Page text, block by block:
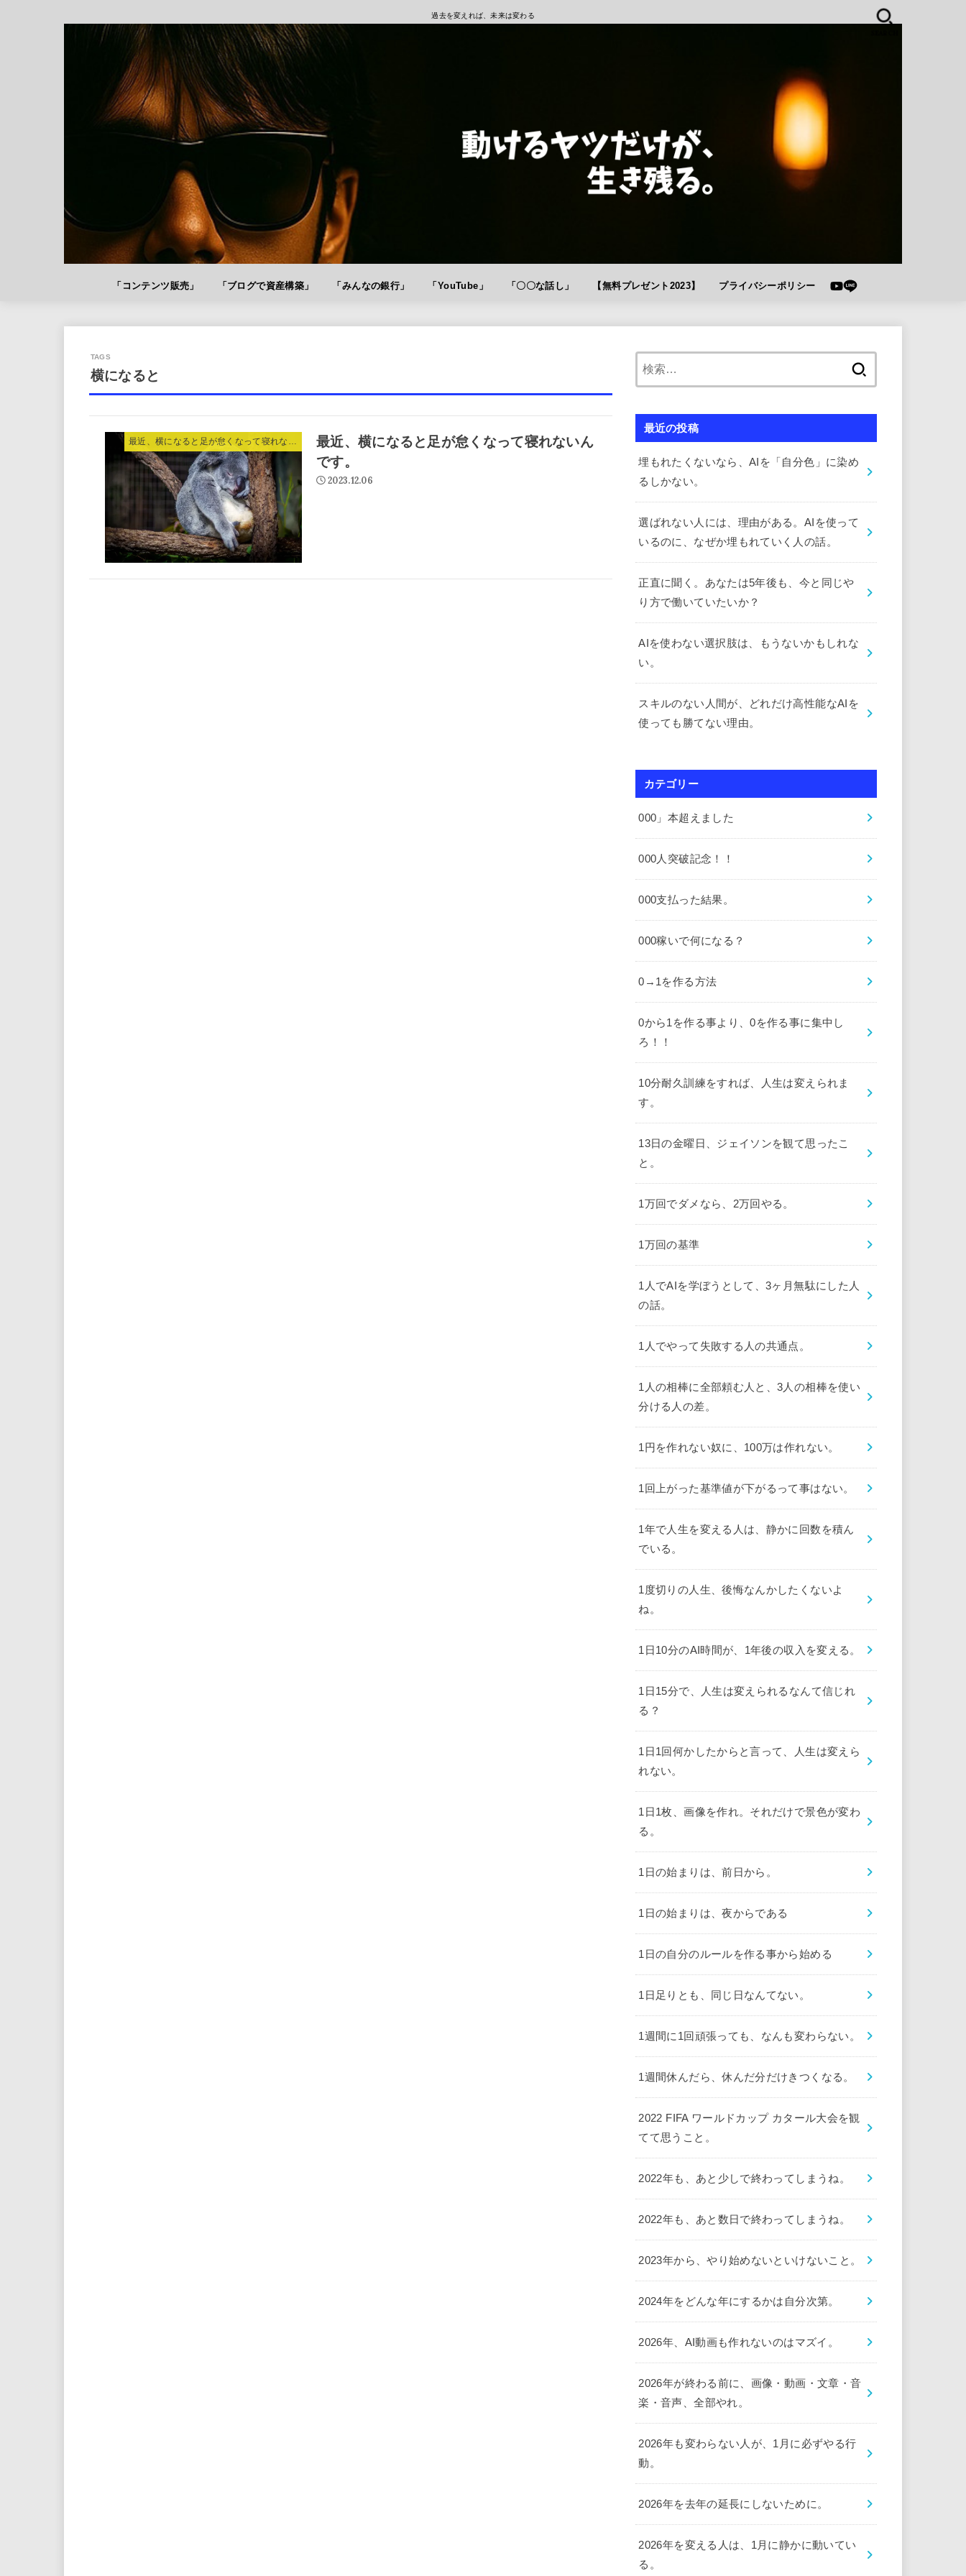
過去を変えれば、未来は変わる
「コンテンツ販売」 「ブログで資産構築」 「みんなの銀行」 「YouTube」 「〇〇な話し」 【無料プレゼント2023】 プライバシーポリシー
横になると
最近、横になると足が怠くなって寝れないんです。
最近、横になると足が怠くなって寝れないん
です。
2023.12.06
最近の投稿
埋もれたくないなら、AIを「自分色」に染め
るしかない。
選ばれない人には、理由がある。AIを使って
いるのに、なぜか埋もれていく人の話。
正直に聞く。あなたは5年後も、今と同じや
り方で働いていたいか？
AIを使わない選択肢は、もうないかもしれな
い。
スキルのない人間が、どれだけ高性能なAIを
使っても勝てない理由。
カテゴリー
000」本超えました
000人突破記念！！
000支払った結果。
000稼いで何になる？
0→1を作る方法
0から1を作る事より、0を作る事に集中し
ろ！！
10分耐久訓練をすれば、人生は変えられま
す。
13日の金曜日、ジェイソンを観て思ったこ
と。
1万回でダメなら、2万回やる。
1万回の基準
1人でAIを学ぼうとして、3ヶ月無駄にした人
の話。
1人でやって失敗する人の共通点。
1人の相棒に全部頼む人と、3人の相棒を使い
分ける人の差。
1円を作れない奴に、100万は作れない。
1回上がった基準値が下がるって事はない。
1年で人生を変える人は、静かに回数を積ん
でいる。
1度切りの人生、後悔なんかしたくないよ
ね。
1日10分のAI時間が、1年後の収入を変える。
1日15分で、人生は変えられるなんて信じれ
る？
1日1回何かしたからと言って、人生は変えら
れない。
1日1枚、画像を作れ。それだけで景色が変わ
る。
1日の始まりは、前日から。
1日の始まりは、夜からである
1日の自分のルールを作る事から始める
1日足りとも、同じ日なんてない。
1週間に1回頑張っても、なんも変わらない。
1週間休んだら、休んだ分だけきつくなる。
2022 FIFA ワールドカップ カタール大会を観
てて思うこと。
2022年も、あと少しで終わってしまうね。
2022年も、あと数日で終わってしまうね。
2023年から、やり始めないといけないこと。
2024年をどんな年にするかは自分次第。
2026年、AI動画も作れないのはマズイ。
2026年が終わる前に、画像・動画・文章・音
楽・音声、全部やれ。
2026年も変わらない人が、1月に必ずやる行
動。
2026年を去年の延長にしないために。
2026年を変える人は、1月に静かに動いてい
る。